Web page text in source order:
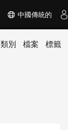
中國傳統的
類別 檔案 標籤